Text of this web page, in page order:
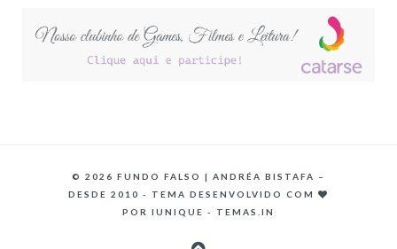
© 2026 FUNDO FALSO | ANDRÉA BISTAFA –
DESDE 2010 - TEMA DESENVOLVIDO COM
POR IUNIQUE - TEMAS.IN